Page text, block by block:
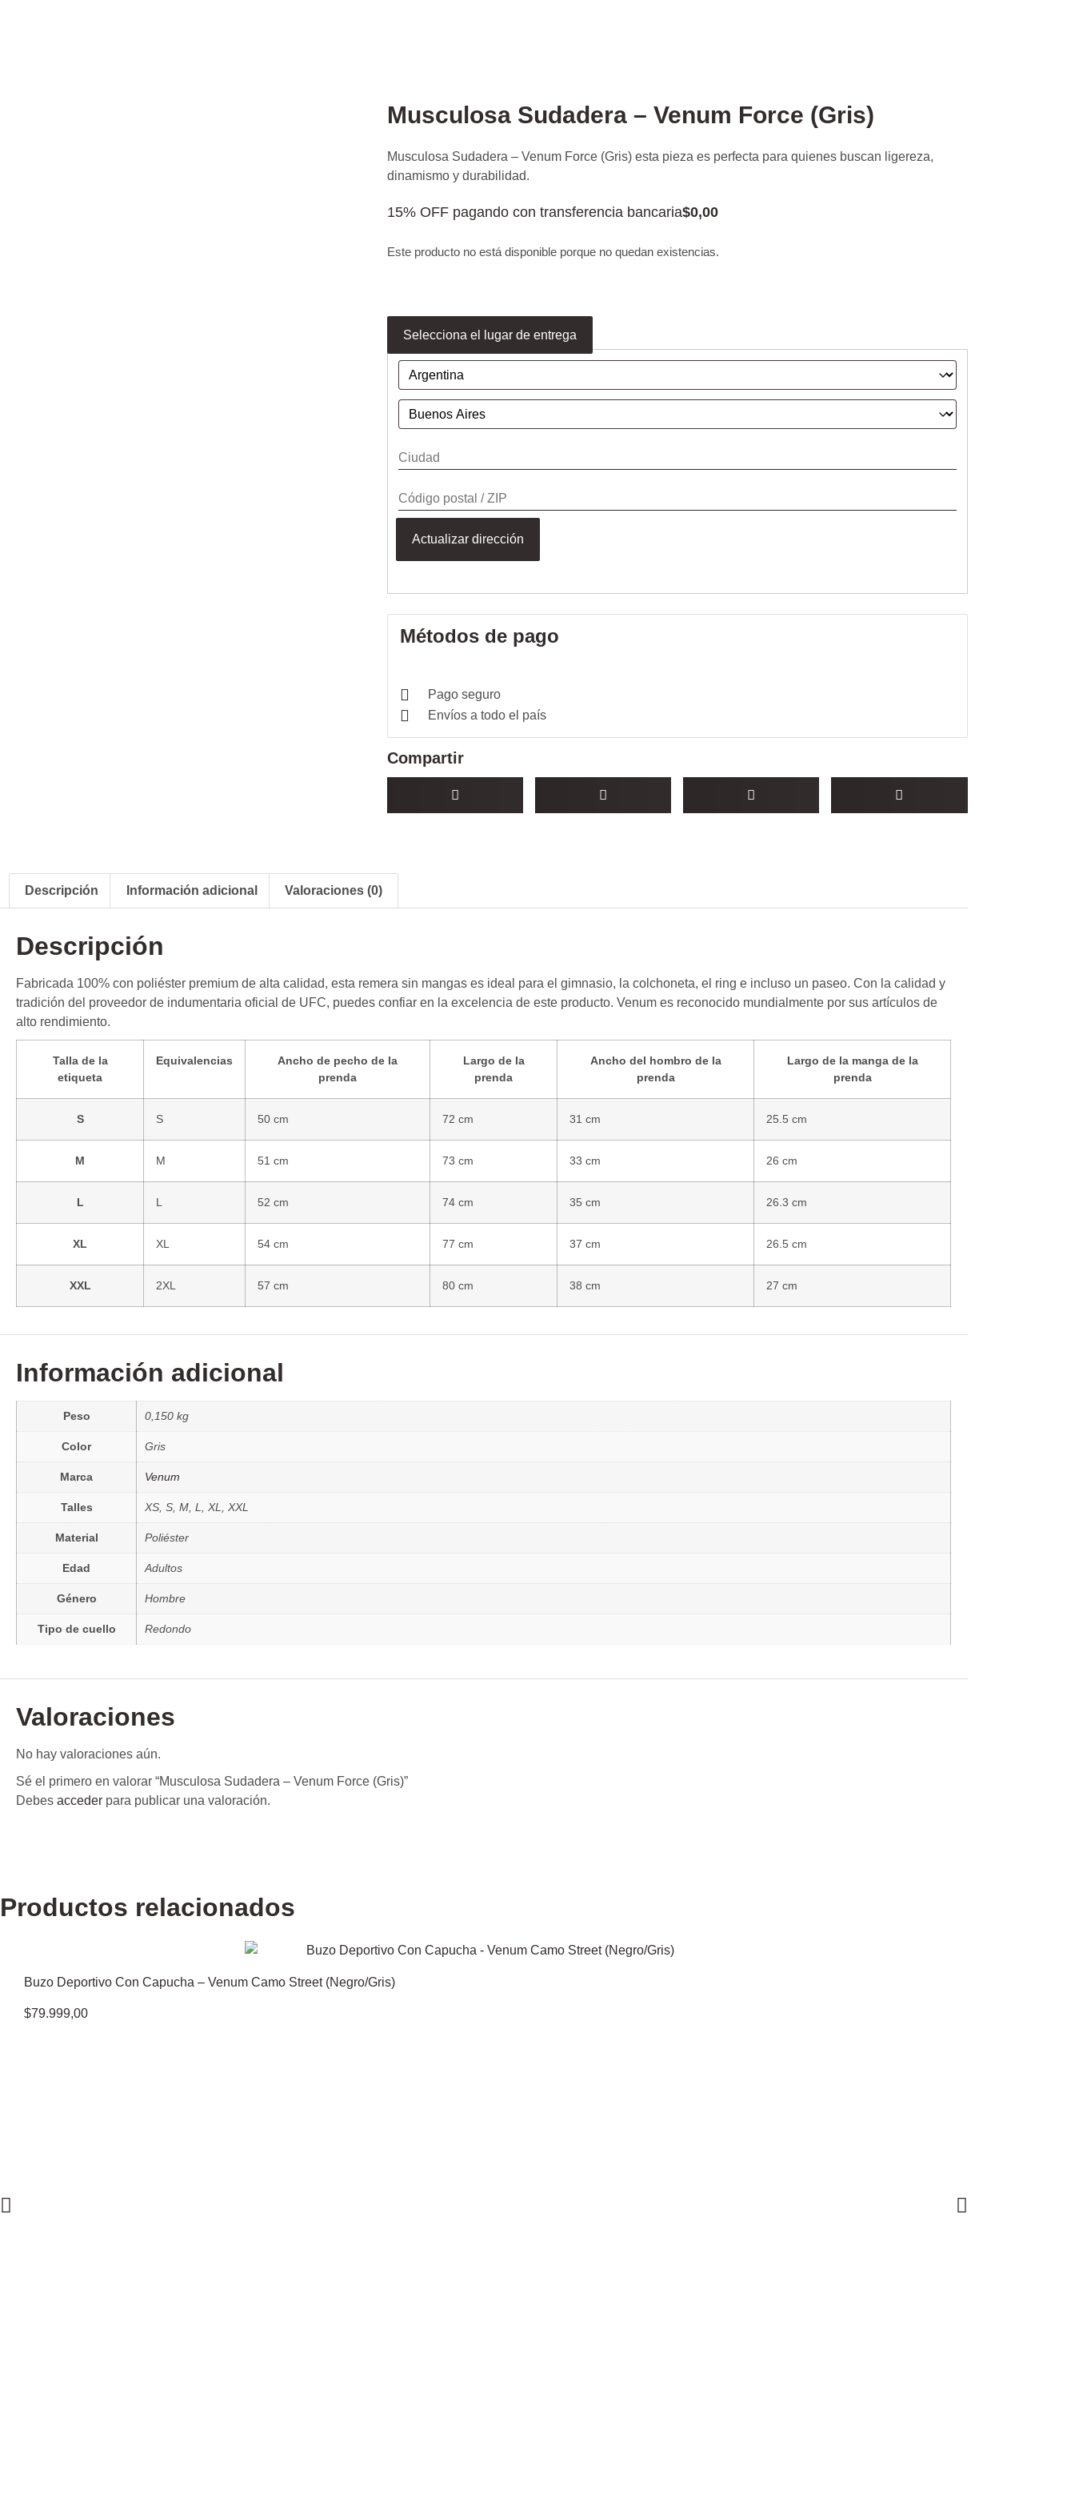
Musculosa Sudadera – Venum Force (Gris)
Musculosa Sudadera – Venum Force (Gris) esta pieza es perfecta para quienes buscan ligereza,
dinamismo y durabilidad.
15% OFF pagando con transferencia bancaria$0,00
Este producto no está disponible porque no quedan existencias.
Selecciona el lugar de entrega
Actualizar dirección
Métodos de pago
Pago seguro
Envíos a todo el país
Compartir
Descripción Información adicional Valoraciones (0)
Descripción
Fabricada 100% con poliéster premium de alta calidad, esta remera sin mangas es ideal para el gimnasio, la colchoneta, el ring e incluso un paseo. Con la calidad y
tradición del proveedor de indumentaria oficial de UFC, puedes confiar en la excelencia de este producto. Venum es reconocido mundialmente por sus artículos de
alto rendimiento.
Talla de la
etiqueta
Equivalencias
Ancho de pecho de la
prenda
Largo de la
prenda
Ancho del hombro de la
prenda
Largo de la manga de la
prenda
S S 50 cm 72 cm 31 cm 25.5 cm
M M 51 cm 73 cm 33 cm 26 cm
L L 52 cm 74 cm 35 cm 26.3 cm
XL XL 54 cm 77 cm 37 cm 26.5 cm
XXL 2XL 57 cm 80 cm 38 cm 27 cm
Información adicional
Peso 0,150 kg
Color Gris
Marca Venum
Talles XS, S, M, L, XL, XXL
Material Poliéster
Edad Adultos
Género Hombre
Tipo de cuello Redondo
Valoraciones
No hay valoraciones aún.
Sé el primero en valorar “Musculosa Sudadera – Venum Force (Gris)”
Debes acceder para publicar una valoración.
Productos relacionados
Buzo Deportivo Con Capucha – Venum Camo Street (Negro/Gris)
$79.999,00